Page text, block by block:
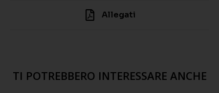
Allegati
TI POTREBBERO INTERESSARE ANCHE